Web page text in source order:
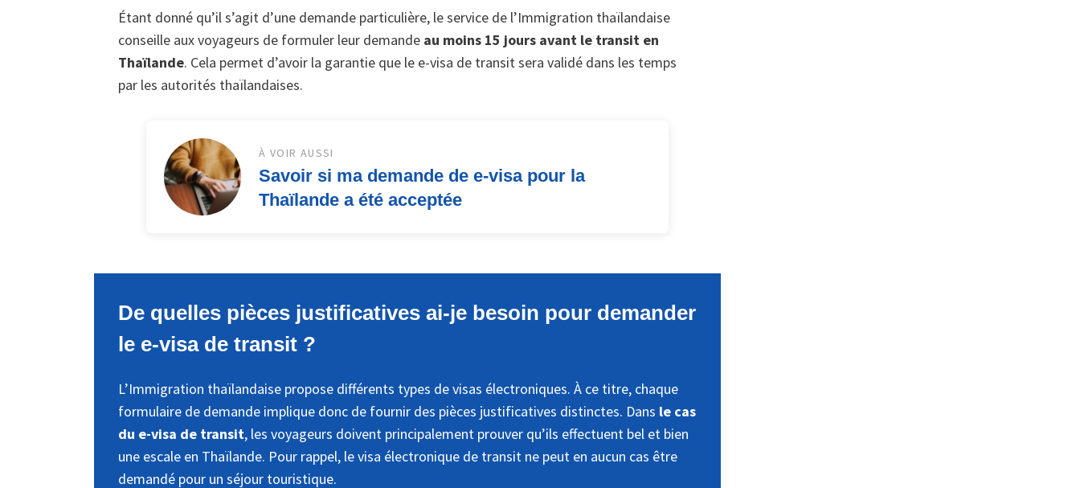
Étant donné qu’il s’agit d’une demande particulière, le service de l’Immigration thaïlandaise
conseille aux voyageurs de formuler leur demande au moins 15 jours avant le transit en
Thaïlande. Cela permet d’avoir la garantie que le e-visa de transit sera validé dans les temps
par les autorités thaïlandaises.
À VOIR AUSSI
Savoir si ma demande de e-visa pour la
Thaïlande a été acceptée
De quelles pièces justificatives ai-je besoin pour demander
le e-visa de transit ?
L’Immigration thaïlandaise propose différents types de visas électroniques. À ce titre, chaque
formulaire de demande implique donc de fournir des pièces justificatives distinctes. Dans le cas
du e-visa de transit, les voyageurs doivent principalement prouver qu’ils effectuent bel et bien
une escale en Thaïlande. Pour rappel, le visa électronique de transit ne peut en aucun cas être
demandé pour un séjour touristique.